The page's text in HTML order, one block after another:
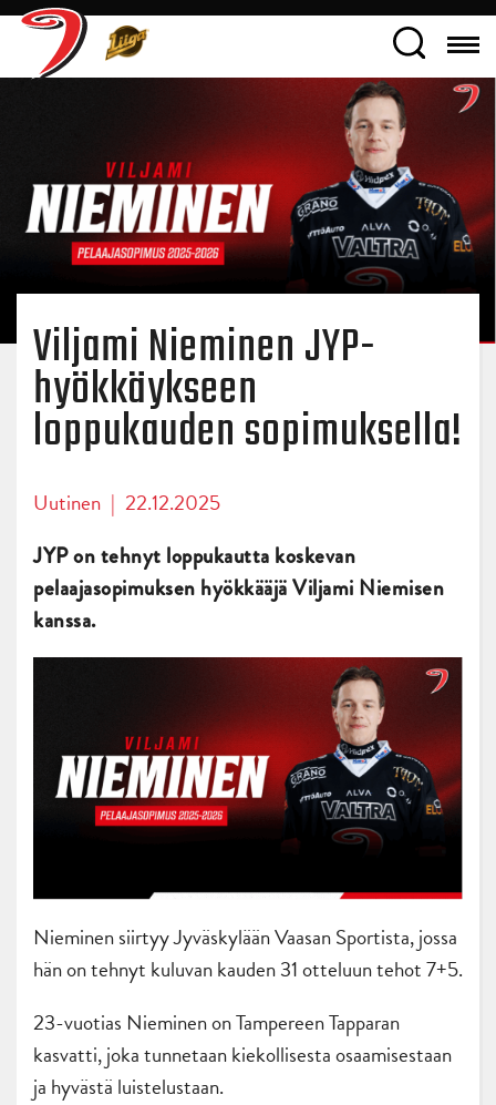
Viljami Nieminen JYP-
hyökkäykseen
loppukauden sopimuksella!
Uutinen | 22.12.2025
JYP on tehnyt loppukautta koskevan
pelaajasopimuksen hyökkääjä Viljami Niemisen
kanssa.
Nieminen siirtyy Jyväskylään Vaasan Sportista, jossa
hän on tehnyt kuluvan kauden 31 otteluun tehot 7+5.
23-vuotias Nieminen on Tampereen Tapparan
kasvatti, joka tunnetaan kiekollisesta osaamisestaan
ja hyvästä luistelustaan.